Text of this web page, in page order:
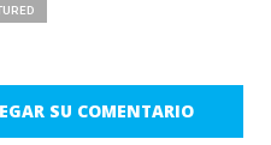
SU COMENTARIO